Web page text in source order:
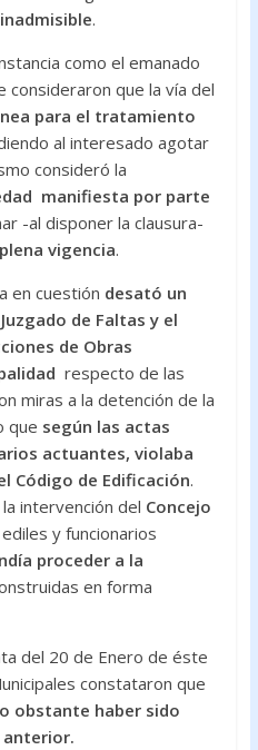
.
como el emanado
consideraron que la vía del
para el tratamiento
al interesado agotar
consideró la
manifiesta por parte
-al disponer la clausura-
vigencia.
en cuestión desató un
de Faltas y el
de Obras
respecto de las
miras a la detención de la
que según las actas
actuantes, violaba
Código de Edificación.
intervención del Concejo
y funcionarios
proceder a la
en forma
del 20 de Enero de éste
constataron que
obstante haber sido